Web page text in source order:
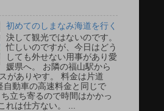
初めてのしまなみ海道を行く
決して観光ではないのです。
忙しいのですが、今日はどう
しても外せない用事があり愛
媛県へ。 お隣の福山駅から
がありやす。 料金は片道
自動車の高速料金と同じで
立ち寄るので時間はかかっ
れは仕方ない。 ...